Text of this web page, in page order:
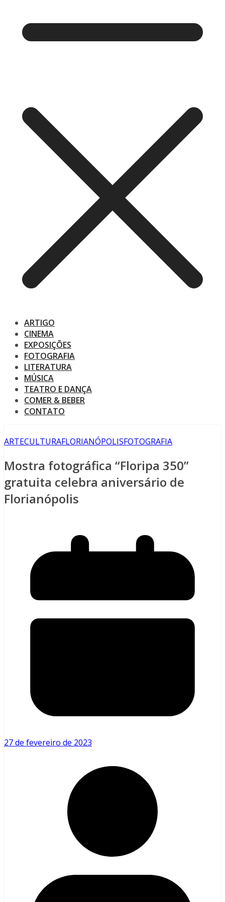
ARTIGO
CINEMA
EXPOSIÇÕES
FOTOGRAFIA
LITERATURA
MÚSICA
TEATRO E DANÇA
COMER & BEBER
CONTATO
ARTECULTURAFLORIANÓPOLISFOTOGRAFIA
Mostra fotográfica “Floripa 350”
gratuita celebra aniversário de
Florianópolis
27 de fevereiro de 2023